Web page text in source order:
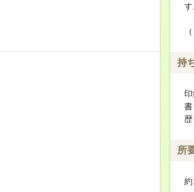
す
持
所